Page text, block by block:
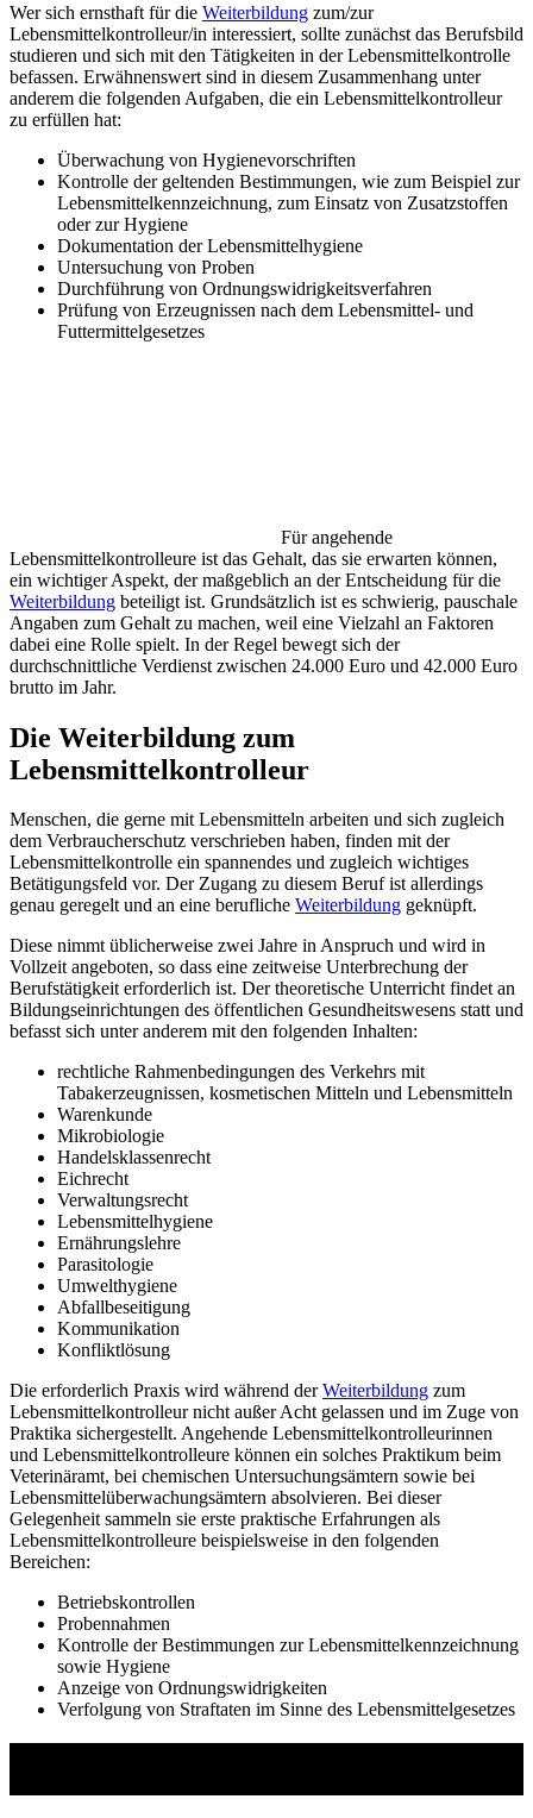
Wer sich ernsthaft für die Weiterbildung zum/zur
Lebensmittelkontrolleur/in interessiert, sollte zunächst das Berufsbild
studieren und sich mit den Tätigkeiten in der Lebensmittelkontrolle
befassen. Erwähnenswert sind in diesem Zusammenhang unter
anderem die folgenden Aufgaben, die ein Lebensmittelkontrolleur
zu erfüllen hat:
Überwachung von Hygienevorschriften
Kontrolle der geltenden Bestimmungen, wie zum Beispiel zur
Lebensmittelkennzeichnung, zum Einsatz von Zusatzstoffen
oder zur Hygiene
Dokumentation der Lebensmittelhygiene
Untersuchung von Proben
Durchführung von Ordnungswidrigkeitsverfahren
Prüfung von Erzeugnissen nach dem Lebensmittel- und
Futtermittelgesetzes
Für angehende
Lebensmittelkontrolleure ist das Gehalt, das sie erwarten können,
ein wichtiger Aspekt, der maßgeblich an der Entscheidung für die
Weiterbildung beteiligt ist. Grundsätzlich ist es schwierig, pauschale
Angaben zum Gehalt zu machen, weil eine Vielzahl an Faktoren
dabei eine Rolle spielt. In der Regel bewegt sich der
durchschnittliche Verdienst zwischen 24.000 Euro und 42.000 Euro
brutto im Jahr.
Die Weiterbildung zum
Lebensmittelkontrolleur
Menschen, die gerne mit Lebensmitteln arbeiten und sich zugleich
dem Verbraucherschutz verschrieben haben, finden mit der
Lebensmittelkontrolle ein spannendes und zugleich wichtiges
Betätigungsfeld vor. Der Zugang zu diesem Beruf ist allerdings
genau geregelt und an eine berufliche Weiterbildung geknüpft.
Diese nimmt üblicherweise zwei Jahre in Anspruch und wird in
Vollzeit angeboten, so dass eine zeitweise Unterbrechung der
Berufstätigkeit erforderlich ist. Der theoretische Unterricht findet an
Bildungseinrichtungen des öffentlichen Gesundheitswesens statt und
befasst sich unter anderem mit den folgenden Inhalten:
rechtliche Rahmenbedingungen des Verkehrs mit
Tabakerzeugnissen, kosmetischen Mitteln und Lebensmitteln
Warenkunde
Mikrobiologie
Handelsklassenrecht
Eichrecht
Verwaltungsrecht
Lebensmittelhygiene
Ernährungslehre
Parasitologie
Umwelthygiene
Abfallbeseitigung
Kommunikation
Konfliktlösung
Die erforderlich Praxis wird während derWeiterbildung zum
Lebensmittelkontrolleur nicht außer Acht gelassen und im Zuge von
Praktika sichergestellt. Angehende Lebensmittelkontrolleurinnen
und Lebensmittelkontrolleure können ein solches Praktikum beim
Veterinäramt, bei chemischen Untersuchungsämtern sowie bei
Lebensmittelüberwachungsämtern absolvieren. Bei dieser
Gelegenheit sammeln sie erste praktische Erfahrungen als
Lebensmittelkontrolleure beispielsweise in den folgenden
Bereichen:
Betriebskontrollen
Probennahmen
Kontrolle der Bestimmungen zur Lebensmittelkennzeichnung
sowie Hygiene
Anzeige von Ordnungswidrigkeiten
Verfolgung von Straftaten im Sinne des Lebensmittelgesetzes